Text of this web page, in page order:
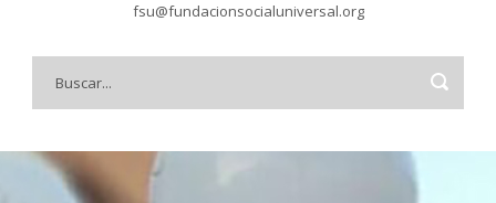
fsu@fundacionsocialuniversal.org